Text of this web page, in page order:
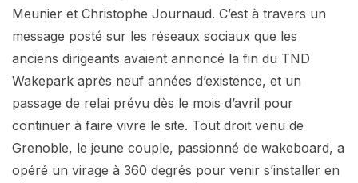
Meunier et Christophe Journaud. C’est à travers un
message posté sur les réseaux sociaux que les
anciens dirigeants avaient annoncé la fin du TND
Wakepark après neuf années d’existence, et un
passage de relai prévu dès le mois d’avril pour
continuer à faire vivre le site. Tout droit venu de
Grenoble, le jeune couple, passionné de wakeboard, a
opéré un virage à 360 degrés pour venir s’installer en